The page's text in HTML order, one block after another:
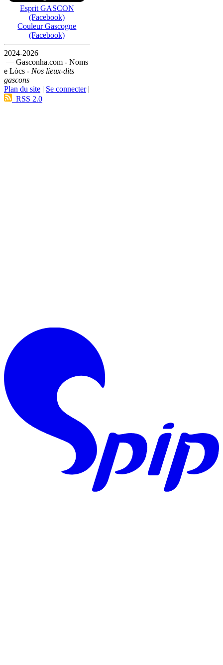
Esprit GASCON
(Facebook)
Couleur Gascogne
(Facebook)
2024-2026
— Gasconha.com - Noms
e Lòcs - Nos lieux-dits
gascons
Plan du site | Se connecter|
RSS 2.0